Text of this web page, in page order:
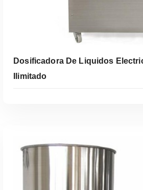
Dosificadora De Liquidos
Ilimitado